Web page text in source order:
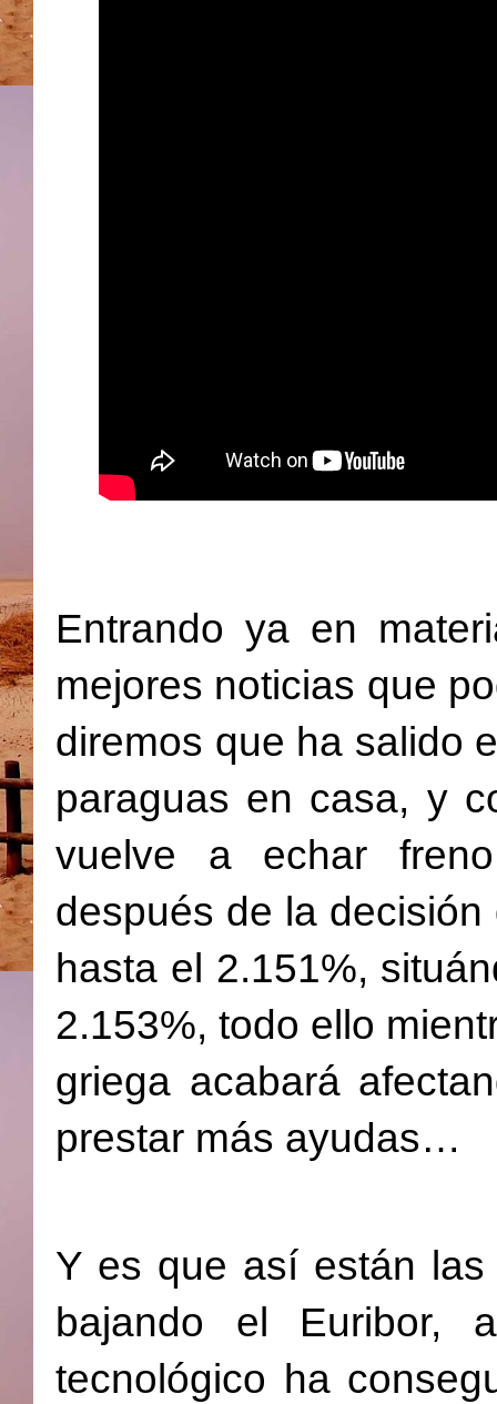
Entrando ya en
mejores noticias que
diremos que ha salido
paraguas en casa, y
vuelve a echar
después de la
hasta el 2.151%,
2.153%, todo ello
griega acabará
prestar más ayudas…
Y es que así están
bajando el
tecnológico ha